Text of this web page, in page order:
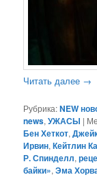
Читать далее →
Рубрика:NEW
news,УЖАСЫ |
Бен Хеткот,
Ирвин,Кейтлин
Р. Спинделл,
байки»,Эма